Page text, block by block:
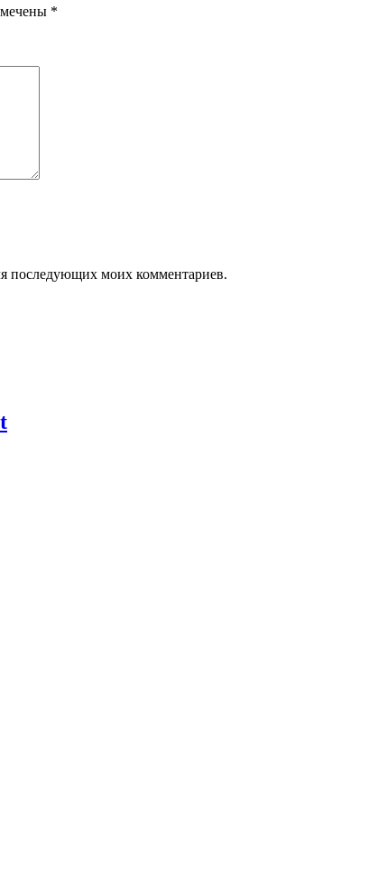
*
последующих моих комментариев.